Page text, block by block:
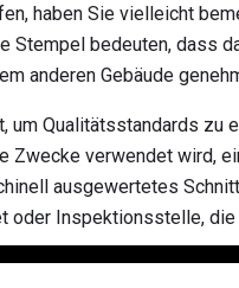
haben Sie vielleicht
Stempel bedeuten, dass
anderen Gebäude
um Qualitätsstandards zu
Zwecke verwendet wird,
ausgewertetes
oder Inspektionsstelle,